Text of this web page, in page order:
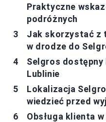
Praktyczne
podróżnych
Jak skorzystać z
w drodze do
Selgros dostępny
Lublinie
Lokalizacja
wiedzieć przed
Obsługa klienta